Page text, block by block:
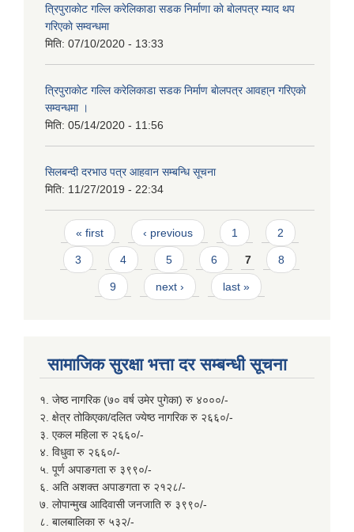
त्रिपुराकाेट गल्लि करेलिकाडा सडक निर्माणा काे बाेलपत्र म्याद थप
गरिएकाे सम्वन्धमा
मिति: 07/10/2020 - 13:33
त्रिपुराकाेट गल्लि करेलिकाडा सडक निर्माण बाेलपत्र आवहा्न गरिएकाे
सम्वन्धमा ।
मिति: 05/14/2020 - 11:56
सिलबन्दी दरभाउ पत्र आहवान सम्बन्धि सूचना
मिति: 11/27/2019 - 22:34
Pages
« first ‹ previous 1 2
3 4 5 6 7 8
9 next › last »
सामाजिक सुरक्षा भत्ता दर सम्बन्धी सूचना
१. जेष्ठ नागरिक (७० वर्ष उमेर पुगेका) रु ४०००/-
२. क्षेत्र तोकिएका/दलित ज्येष्ठ नागरिक रु २६६०/-
३. एकल महिला रु २६६०/-
४. विधुवा रु २६६०/-
५. पूर्ण अपाङगता रु ३९९०/-
६. अति अशक्त अपाङगता रु २१२८/-
७. लोपान्मुख आदिवासी जनजाति रु ३९९०/-
८. बालबालिका रु ५३२/-